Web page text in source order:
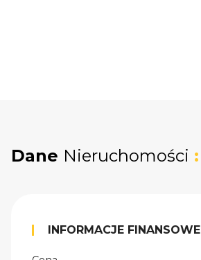
Dane Nieruchomości :
INFORMACJE FINANSOWE